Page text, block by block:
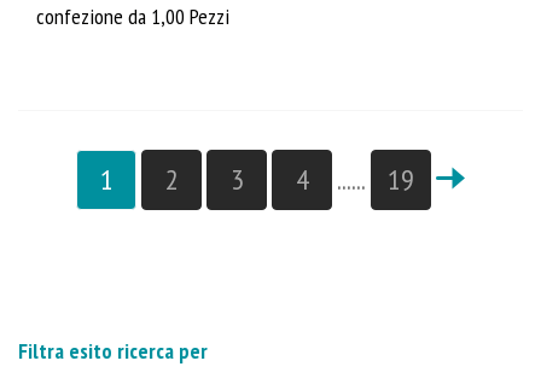
confezione da 1,00 Pezzi
1 2 3 4 ...... 19
Filtra esito ricerca per